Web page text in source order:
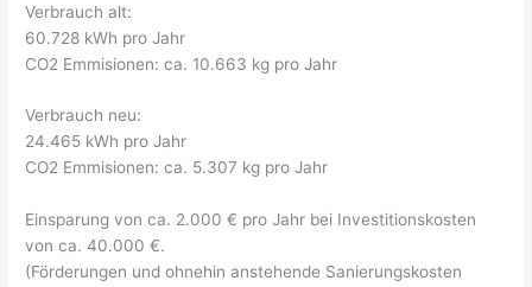
Verbrauch alt:
60.728 kWh pro Jahr
CO2 Emmisionen: ca. 10.663 kg pro Jahr
Verbrauch neu:
24.465 kWh pro Jahr
CO2 Emmisionen: ca. 5.307 kg pro Jahr
Einsparung von ca. 2.000 € pro Jahr bei Investitionskosten
von ca. 40.000 €.
(Förderungen und ohnehin anstehende Sanierungskosten